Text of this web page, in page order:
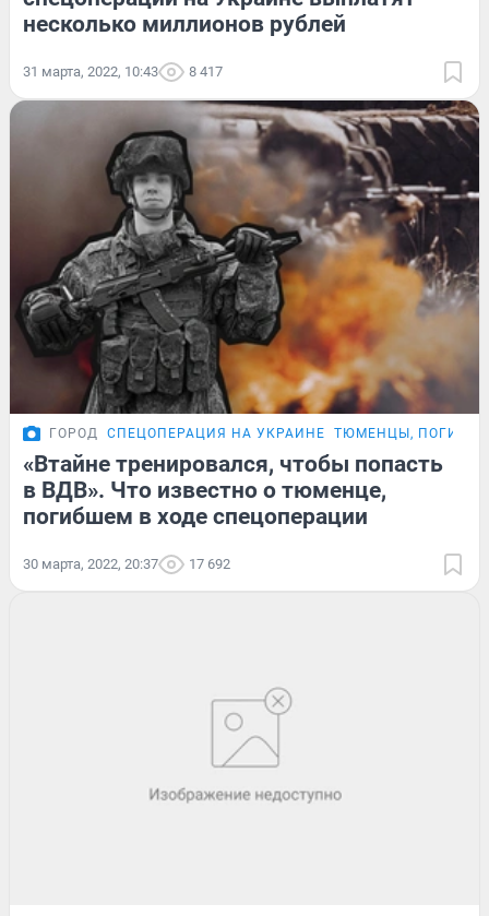
несколько миллионов рублей
31 марта, 2022, 10:43 8 417
ГОРОД СПЕЦОПЕРАЦИЯ НА УКРАИНЕ ТЮМЕНЦЫ,
«Втайне тренировался, чтобы попасть
в ВДВ». Что известно о тюменце,
погибшем в ходе спецоперации
30 марта, 2022, 20:37 17 692